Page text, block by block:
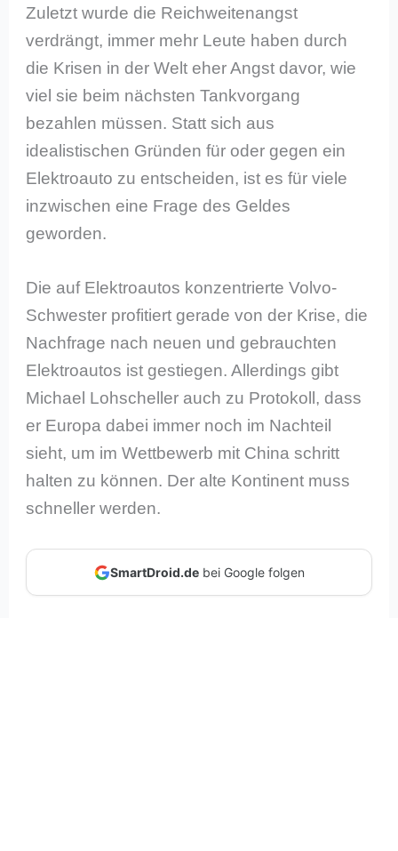
Zuletzt wurde die Reichweitenangst
verdrängt, immer mehr Leute haben durch
die Krisen in der Welt eher Angst davor, wie
viel sie beim nächsten Tankvorgang
bezahlen müssen. Statt sich aus
idealistischen Gründen für oder gegen ein
Elektroauto zu entscheiden, ist es für viele
inzwischen eine Frage des Geldes
geworden.
Die auf Elektroautos konzentrierte Volvo-
Schwester profitiert gerade von der Krise, die
Nachfrage nach neuen und gebrauchten
Elektroautos ist gestiegen. Allerdings gibt
Michael Lohscheller auch zu Protokoll, dass
er Europa dabei immer noch im Nachteil
sieht, um im Wettbewerb mit China schritt
halten zu können. Der alte Kontinent muss
schneller werden.
SmartDroid.debei Google folgen